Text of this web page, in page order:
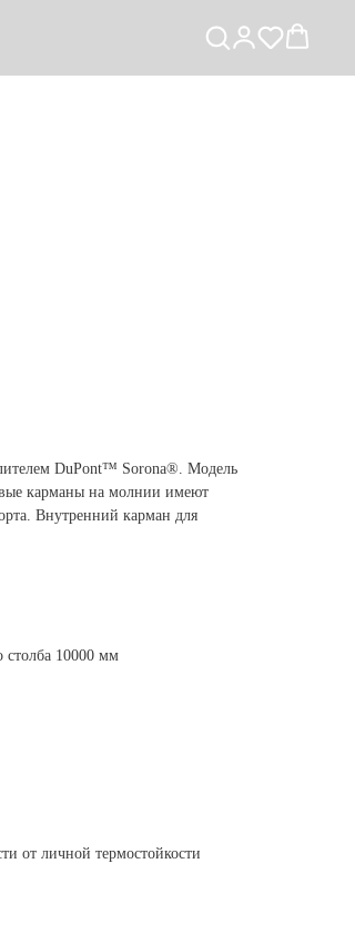
DuPont™ Sorona®. Модель
карманы на молнии имеют
Внутренний карман для
столба 10000 мм
от личной термостойкости